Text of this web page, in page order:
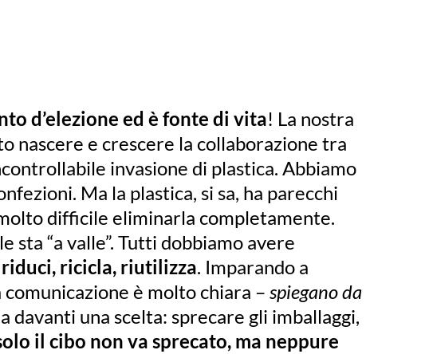
d’elezione ed è fonte di vita! La nostra
nascere e crescere la collaborazione tra
invasione di plastica. Abbiamo
Ma la plastica, si sa, ha parecchi
difficile eliminarla completamente.
sta “a valle”. Tutti dobbiamo avere
ricicla, riutilizza. Imparando a
è molto chiara – spiegano da
davanti una scelta: sprecare gli imballaggi,
il cibo non va sprecato, ma neppure